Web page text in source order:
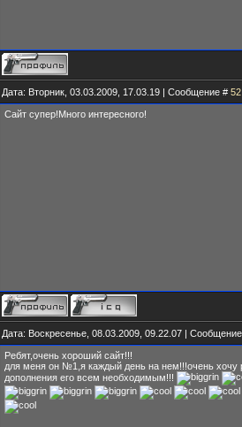
Дата: Вторник, 03.03.2009, 17.03.19 | Сообщение # 52
Сайт супер!Много интересного!
Дата: Воскресенье, 08.03.2009, 09.22.07 |
Ребят,очень хороший сайт!!!
для меня он №1,я каждый день на нем!!!очень хочу
дополнения его всем необходимым!!!